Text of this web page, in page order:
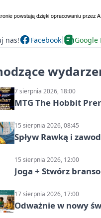
nas! Facebook Google
7 sierpnia 2026, 18:00
MTG The Hobbit
15 sierpnia 2026, 08:45
Spływ Rawką i
15 sierpnia 2026, 12:00
Joga + Stwórz
17 sierpnia 2026, 17:00
Odważnie w nowy